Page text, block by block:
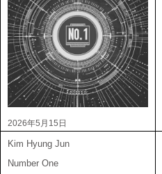
2026年5月15日
Kim Hyung Jun
Number One